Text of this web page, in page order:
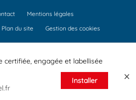
Mentions légales
Plan du site Gestion des cookies
certifiée, engagée et labellisée
Installer